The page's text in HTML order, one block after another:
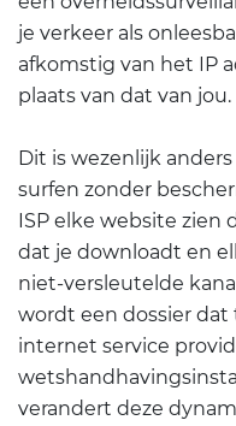
je verkeer als
afkomstig van het IP
plaats van dat van jou.
Dit is wezenlijk
surfen zonder
ISP elke website zien
dat je downloadt en
niet-versleutelde
wordt een dossier dat
internet service
verandert deze